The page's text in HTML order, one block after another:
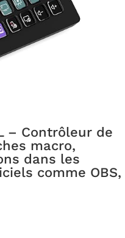
– Contrôleur de
macro,
dans les
comme OBS,